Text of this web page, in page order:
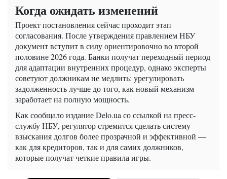
Когда ожидать изменений
Проект постановления сейчас проходит этап
согласования. После утверждения правлением НБУ
документ вступит в силу ориентировочно во второй
половине 2026 года. Банки получат переходный период
для адаптации внутренних процедур, однако эксперты
советуют должникам не медлить: урегулировать
задолженность лучше до того, как новый механизм
заработает на полную мощность.
Как сообщало издание Delo.ua со ссылкой на пресс-
службу НБУ, регулятор стремится сделать систему
взыскания долгов более прозрачной и эффективной —
как для кредиторов, так и для самих должников,
которые получат четкие правила игры.